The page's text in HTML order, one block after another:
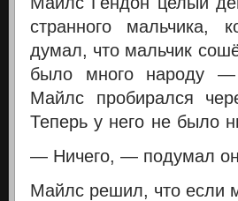
странного мальчика,
думал, что мальчик
было много народу
Майлс пробирался
Теперь у него не было
— Ничего, — подумал
Майлс решил, что если